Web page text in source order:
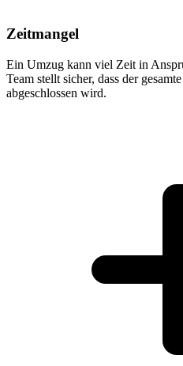
Zeitmangel
Ein Umzug kann viel Zeit in
Team stellt sicher, dass der
abgeschlossen wird.